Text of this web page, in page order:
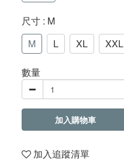
尺寸 : M
M
L XL XXL
數量
加入購物車
加入追蹤清單